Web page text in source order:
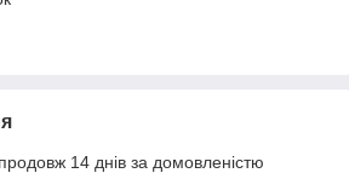
14 днів за домовленістю